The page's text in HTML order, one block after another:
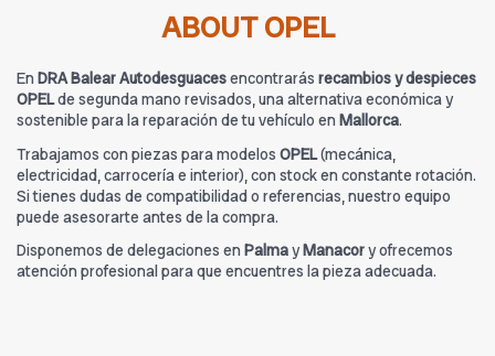
ABOUT OPEL
En DRA Balear Autodesguacesencontrarás recambios y despieces
OPELde segunda mano revisados, una alternativa económica y
sostenible para la reparación de tu vehículo en Mallorca.
Trabajamos con piezas para modelos OPEL(mecánica,
electricidad, carrocería e interior), con stock en constante rotación.
Si tienes dudas de compatibilidad o referencias, nuestro equipo
puede asesorarte antes de la compra.
Disponemos de delegaciones en PalmayManacory ofrecemos
atención profesional para que encuentres la pieza adecuada.